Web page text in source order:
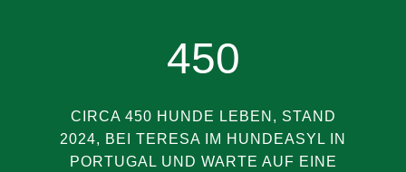
450
CIRCA 450 HUNDE LEBEN, STAND
2024, BEI TERESA IM HUNDEASYL IN
PORTUGAL UND WARTE AUF EINE